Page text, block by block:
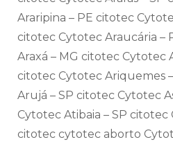
Araripina – PE citotec
citotec Cytotec Araucária –
Araxá – MG citotec Cytotec
citotec Cytotec Ariquemes
Arujá – SP citotec Cytotec
Cytotec Atibaia – SP citotec
citotec cytotec aborto